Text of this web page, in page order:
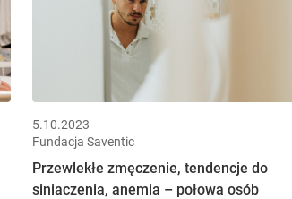
5.10.2023
Fundacja Saventic
Przewlekłe zmęczenie, tendencje do
siniaczenia, anemia – połowa osób